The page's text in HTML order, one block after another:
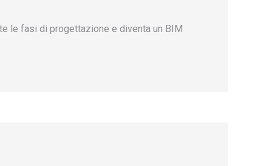
le fasi di progettazione e diventa un BIM